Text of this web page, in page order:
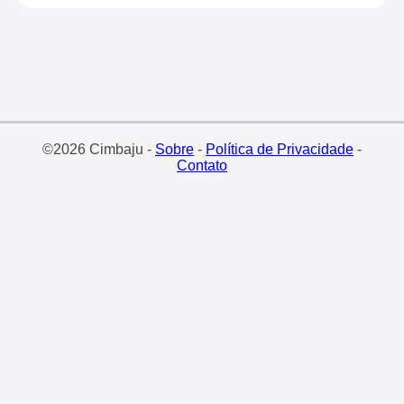
©2026 Cimbaju - Sobre- Política de Privacidade-
Contato